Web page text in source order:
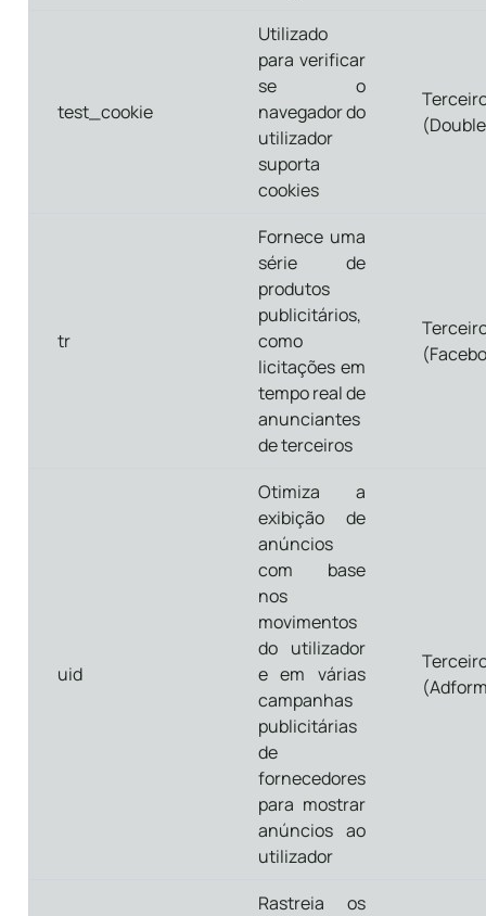
test_cookie
Utilizado
para verificar
se o
navegador do
utilizador
suporta
cookies
tr
Fornece uma
série de
produtos
publicitários,
como
licitações em
tempo real de
anunciantes
de terceiros
uid
Otimiza a
exibição de
anúncios
com base
nos
movimentos
do utilizador
e em várias
campanhas
publicitárias
de
fornecedores
para mostrar
anúncios ao
utilizador
Rastreia os